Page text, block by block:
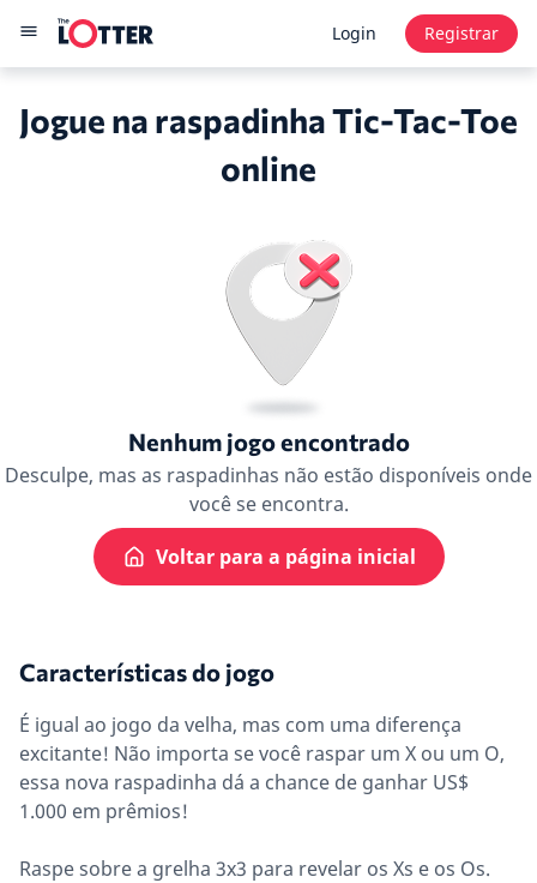
Login Registrar
Jogue na raspadinha Tic-Tac-Toe
online
Nenhum jogo encontrado
Desculpe, mas as raspadinhas não estão disponíveis onde
você se encontra.
Voltar para a página inicial
Características do jogo
É igual ao jogo da velha, mas com uma diferença
excitante! Não importa se você raspar um X ou um O,
essa nova raspadinha dá a chance de ganhar US$
1.000 em prêmios!
Raspe sobre a grelha 3x3 para revelar os Xs e os Os.